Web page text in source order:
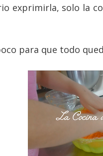
exprimirla, solo la
para que todo